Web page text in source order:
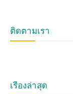
ติดตามเรา
เรื่องล่าสุด